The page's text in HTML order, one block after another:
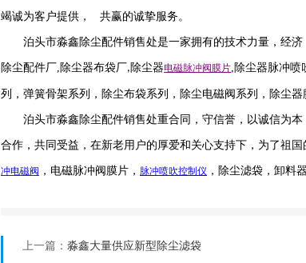
竭诚为客户提供， 共赢的诚挚服务。
泊头市淼鑫除尘配件销售处是一家拥有的技术力量，经
除尘配件厂, 除尘器布袋厂, 除尘器电磁脉冲阀 膜片, 除尘器脉冲喷
列，弹簧骨架系列，除尘布袋系列，除尘电磁阀系列，除尘
泊头市淼鑫除尘配件销售处重合同，守信誉，以诚信为
合作，共同受益，在新老用户的厚爱和关心支持下，为了祖
冲电磁阀 ，电磁脉冲阀膜片， 脉冲喷吹控制仪 ，除尘滤袋，卸料
上一篇： 淼鑫大量供应新型除尘滤袋